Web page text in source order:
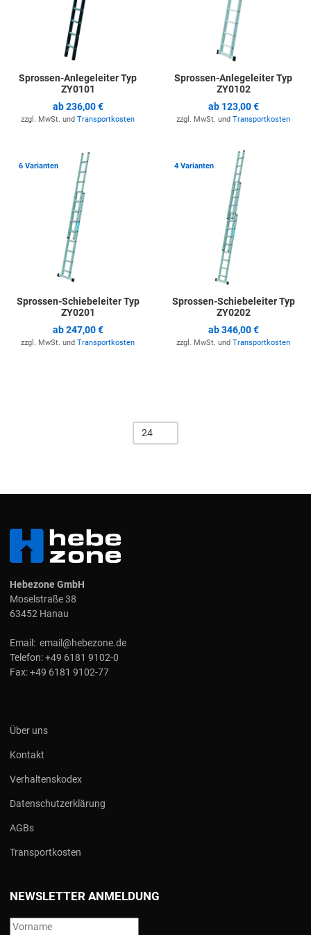
Sprossen-Anlegeleiter Typ
ZY0101
ab236,00 €
zzgl. MwSt. und Transportkosten
Sprossen-Anlegeleiter Typ
ZY0102
ab 123,00 €
zzgl. MwSt. und Transportkosten
6 Varianten Zur Merkliste hinzufügen
Sprossen-Schiebeleiter Typ
ZY0201
ab247,00 €
zzgl. MwSt. und Transportkosten
4 Varianten
Sprossen-Schiebeleiter Typ
ZY0202
ab346,00 €
zzgl. MwSt. und Transportkosten
24
Hebezone GmbH
Moselstraße 38
63452 Hanau
Email: email@hebezone.de
Telefon:+49 6181 9102-0
Fax:+49 6181 9102-77
Über uns
Kontakt
Verhaltenskodex
Datenschutzerklärung
AGBs
Transportkosten
NEWSLETTER ANMELDUNG